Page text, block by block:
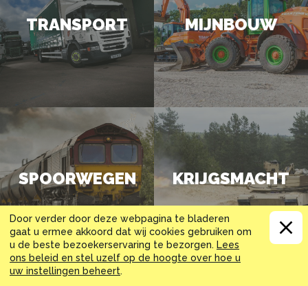
TRANSPORT MIJNBOUW
SPOORWEGEN KRIJGSMACHT
Door verder door deze webpagina te bladeren
gaat u ermee akkoord dat wij cookies gebruiken om
u de beste bezoekerservaring te bezorgen. Lees
ons beleid en stel uzelf op de hoogte over hoe u
uw instellingen beheert.